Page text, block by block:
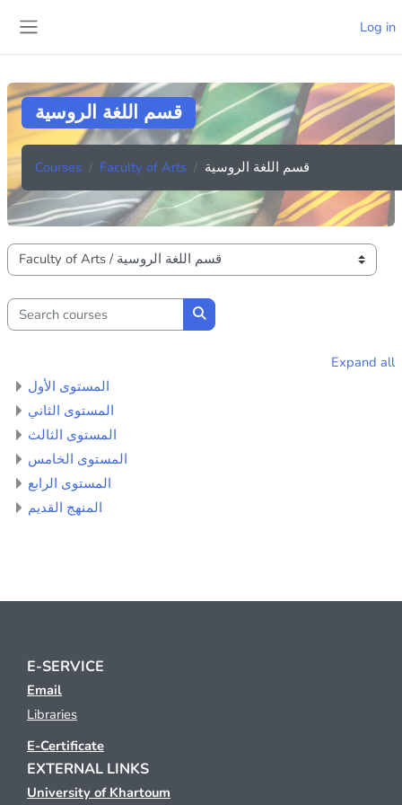
Log in
قسم اللغة الروسية
Courses Faculty of Arts قسم اللغة الروسية
Course categories
Search courses
Search courses
Expand all
المستوى الأول
المستوى الثاني
المستوى الثالث
المستوى الخامس
المستوى الرابع
المنهج القديم
E-SERVICE
Email
Libraries
E-Certificate
EXTERNAL LINKS
University of Khartoum